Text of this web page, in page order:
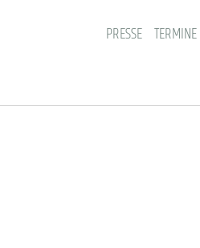
PRESSE TERMINE